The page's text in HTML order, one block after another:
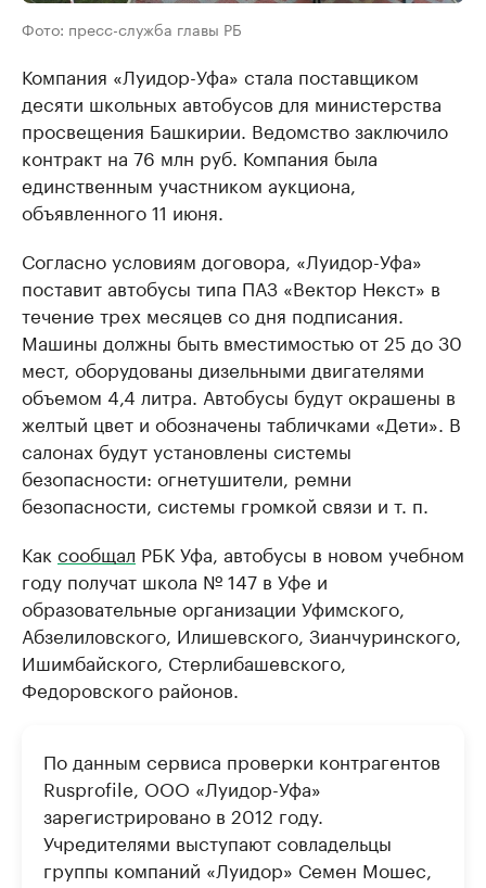
Фото: пресс-служба главы РБ
Компания «Луидор-Уфа» стала поставщиком
десяти школьных автобусов для министерства
просвещения Башкирии. Ведомство заключило
контракт на 76 млн руб. Компания была
единственным участником аукциона,
объявленного 11 июня.
Согласно условиям договора, «Луидор-Уфа»
поставит автобусы типа ПАЗ «Вектор Некст» в
течение трех месяцев со дня подписания.
Машины должны быть вместимостью от 25 до 30
мест, оборудованы дизельными двигателями
объемом 4,4 литра. Автобусы будут окрашены в
желтый цвет и обозначены табличками «Дети». В
салонах будут установлены системы
безопасности: огнетушители, ремни
безопасности, системы громкой связи и т. п.
Как сообщал РБК Уфа, автобусы в новом учебном
году получат школа № 147 в Уфе и
образовательные организации Уфимского,
Абзелиловского, Илишевского, Зианчуринского,
Ишимбайского, Стерлибашевского,
Федоровского районов.
По данным сервиса проверки контрагентов
Rusprofile, ООО «Луидор-Уфа»
зарегистрировано в 2012 году.
Учредителями выступают совладельцы
группы компаний «Луидор» Семен Мошес,